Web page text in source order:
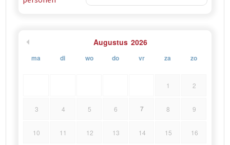
Augustus 2026
ma di wo do vr za zo
1 2
3 4 5 6 7 8 9
10 11 12 13 14 15 16